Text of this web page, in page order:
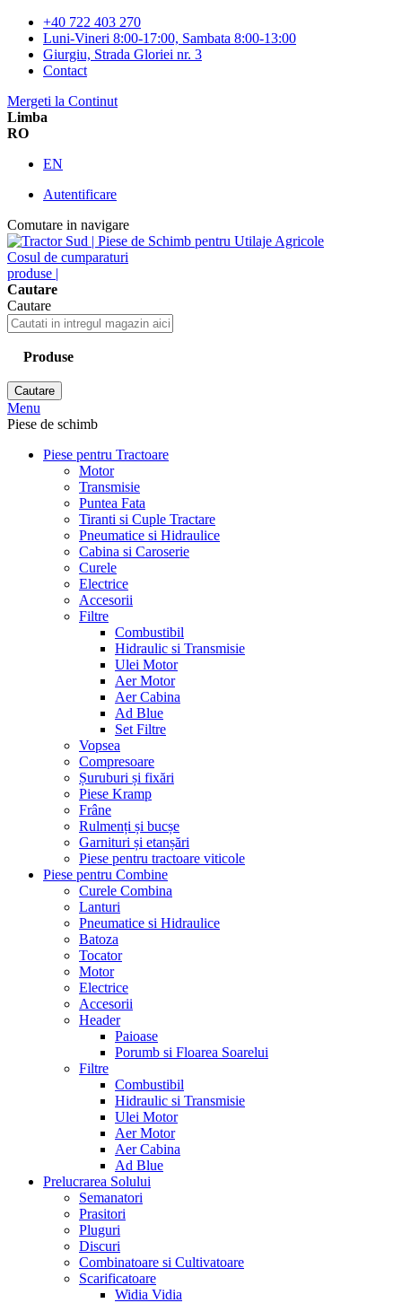
+40 722 403 270
Luni-Vineri 8:00-17:00, Sambata 8:00-13:00
Giurgiu, Strada Gloriei nr. 3
Contact
Mergeti la Continut
Limba
RO
EN
Autentificare
Comutare in navigare
Cosul de cumparaturi
produse |
Cautare
Cautare
Produse
Cautare
Menu
Piese de schimb
Piese pentru Tractoare
Motor
Transmisie
Puntea Fata
Tiranti si Cuple Tractare
Pneumatice si Hidraulice
Cabina si Caroserie
Curele
Electrice
Accesorii
Filtre
Combustibil
Hidraulic si Transmisie
Ulei Motor
Aer Motor
Aer Cabina
Ad Blue
Set Filtre
Vopsea
Compresoare
Șuruburi și fixări
Piese Kramp
Frâne
Rulmenți și bucșe
Garnituri și etanșări
Piese pentru tractoare viticole
Piese pentru Combine
Curele Combina
Lanturi
Pneumatice si Hidraulice
Batoza
Tocator
Motor
Electrice
Accesorii
Header
Paioase
Porumb si Floarea Soarelui
Filtre
Combustibil
Hidraulic si Transmisie
Ulei Motor
Aer Motor
Aer Cabina
Ad Blue
Prelucrarea Solului
Semanatori
Prasitori
Pluguri
Discuri
Combinatoare si Cultivatoare
Scarificatoare
Widia Vidia